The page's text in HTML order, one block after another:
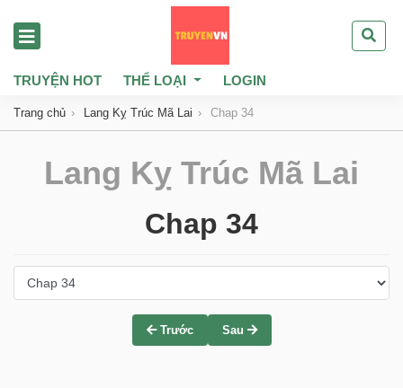
TRUYỆN HOT THỂ LOẠI LOGIN
Trang chủ Lang Kỵ Trúc Mã Lai Chap 34
Lang Kỵ Trúc Mã Lai
Chap 34
Trước Sau